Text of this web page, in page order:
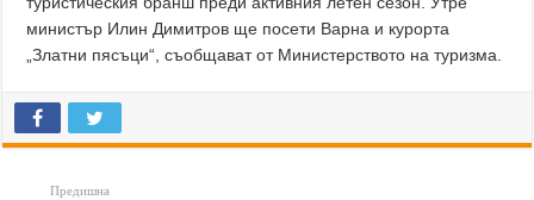
министър Илин Димитров ще посети Варна и курорта
„Златни пясъци“, съобщават от Министерството на туризма.
Предишна